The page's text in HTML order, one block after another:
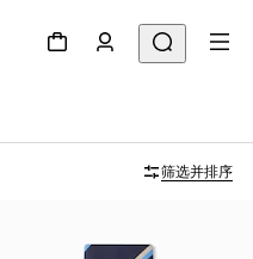
筛选并排序